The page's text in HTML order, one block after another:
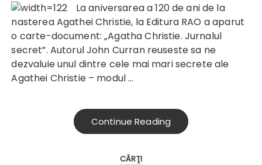
La aniversarea a 120 de ani de la
nasterea Agathei Christie, la Editura RAO a aparut
o carte-document: „Agatha Christie. Jurnalul
secret”. Autorul John Curran reuseste sa ne
dezvaluie unul dintre cele mai mari secrete ale
Agathei Christie – modul …
Continue Reading
CĂRŢI